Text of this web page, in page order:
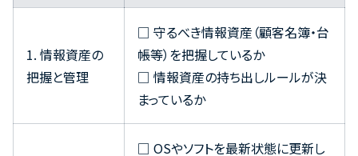
1. 情報資産の
把握と管理
□ 守るべき情報資産（顧客名簿・台
帳等）を把握しているか
□ 情報資産の持ち出しルールが決
まっているか
□ OSやソフトを最新状態に更新し